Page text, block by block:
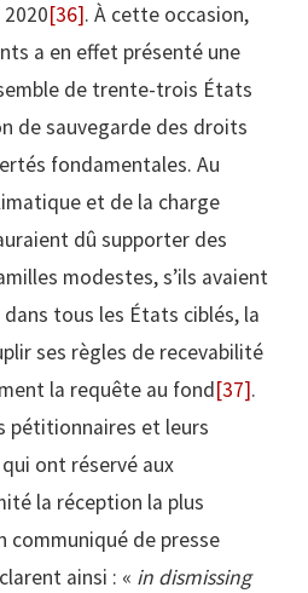
[36]. À cette occasion,
a en effet présenté une
de trente-trois États
de sauvegarde des droits
fondamentales. Au
et de la charge
dû supporter des
modestes, s’ils avaient
tous les États ciblés, la
ses règles de recevabilité
la requête au fond[37].
pétitionnaires et leurs
ont réservé aux
la réception la plus
communiqué de presse
ainsi : « in dismissing